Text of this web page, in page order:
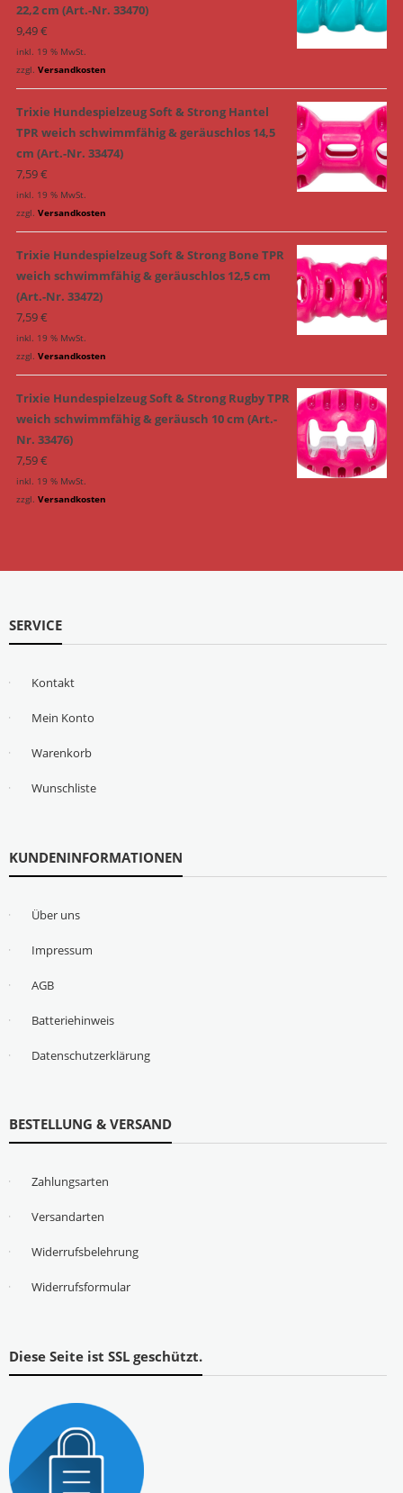
22,2 cm (Art.-Nr. 33470)
9,49€
inkl. 19 % MwSt.
zzgl. Versandkosten
Trixie Hundespielzeug Soft & Strong Hantel
TPR weich schwimmfähig & geräuschlos 14,5
cm (Art.-Nr. 33474)
7,59€
inkl. 19 % MwSt.
zzgl. Versandkosten
Trixie Hundespielzeug Soft & Strong Bone TPR
weich schwimmfähig & geräuschlos 12,5 cm
(Art.-Nr. 33472)
7,59€
inkl. 19 % MwSt.
zzgl. Versandkosten
Trixie Hundespielzeug Soft & Strong Rugby TPR
weich schwimmfähig & geräusch 10 cm (Art.-
Nr. 33476)
7,59€
inkl. 19 % MwSt.
zzgl. Versandkosten
SERVICE
Kontakt
Mein Konto
Warenkorb
Wunschliste
KUNDENINFORMATIONEN
Über uns
Impressum
AGB
Batteriehinweis
Datenschutzerklärung
BESTELLUNG & VERSAND
Zahlungsarten
Versandarten
Widerrufsbelehrung
Widerrufsformular
Diese Seite ist SSL geschützt.